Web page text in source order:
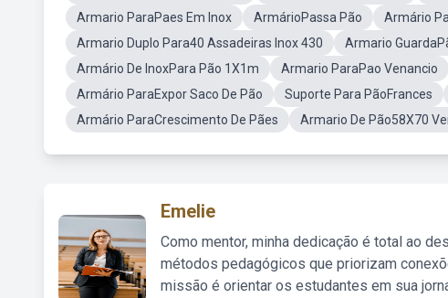
Armario ParaPaes Em Inox
ArmárioPassa Pão
Armário
Armario Duplo Para40 Assadeiras Inox 430
Armario
Armário De InoxPara Pão 1X1m
Armario ParaPao Venancio
Armário ParaExpor Saco De Pão
Suporte Para PãoFrances
Armário ParaCrescimento De Pães
Armario De Pão58X70
Emelie
Como mentor, minha dedicação é total ao
métodos pedagógicos que priorizam
missão é orientar os estudantes em sua